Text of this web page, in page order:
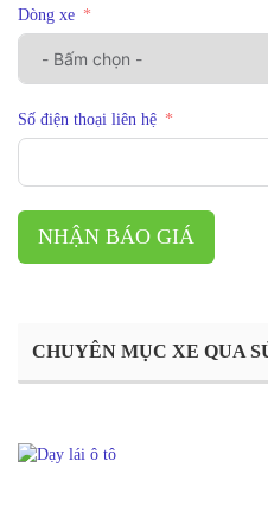
Dòng xe
Số điện thoại liên hệ
NHẬN BÁO GIÁ
CHUYÊN MỤC XE QUA